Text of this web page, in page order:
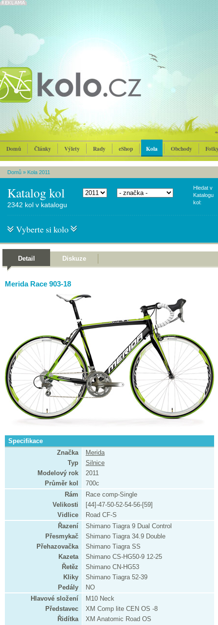
Domů Články Výlety Rady eShop Kola Obchody
Domů » Kola 2011
Katalog kol
Hledat v
Katalogu
kol:
2342 kol v katalogu
Vyberte si kolo
Detail Diskuze
Merida Race 903-18
Specifikace
Značka
Merida
Typ
Silnice
Modelový rok
2011
Průměr kol
700c
Rám
Race comp-Single
Velikosti
[44]-47-50-52-54-56-[59]
Vidlice
Road CF-S
Řazení
Shimano Tiagra 9 Dual Control
Přesmykač
Shimano Tiagra 34.9 Double
Přehazovačka
Shimano Tiagra SS
Kazeta
Shimano CS-HG50-9 12-25
Řetěz
Shimano CN-HG53
Kliky
Shimano Tiagra 52-39
Pedály
NO
Hlavové složení
M10 Neck
Představec
XM Comp lite CEN OS -8
Řidítka
XM Anatomic Road OS